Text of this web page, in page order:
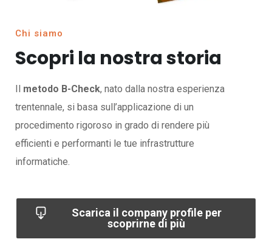
Chi siamo
Scopri la nostra storia
Il metodo B-Check, nato dalla nostra esperienza
trentennale, si basa sull’applicazione di un
procedimento rigoroso in grado di rendere più
efficienti e performanti le tue infrastrutture
informatiche.
Scarica il company profile per
scoprirne di più